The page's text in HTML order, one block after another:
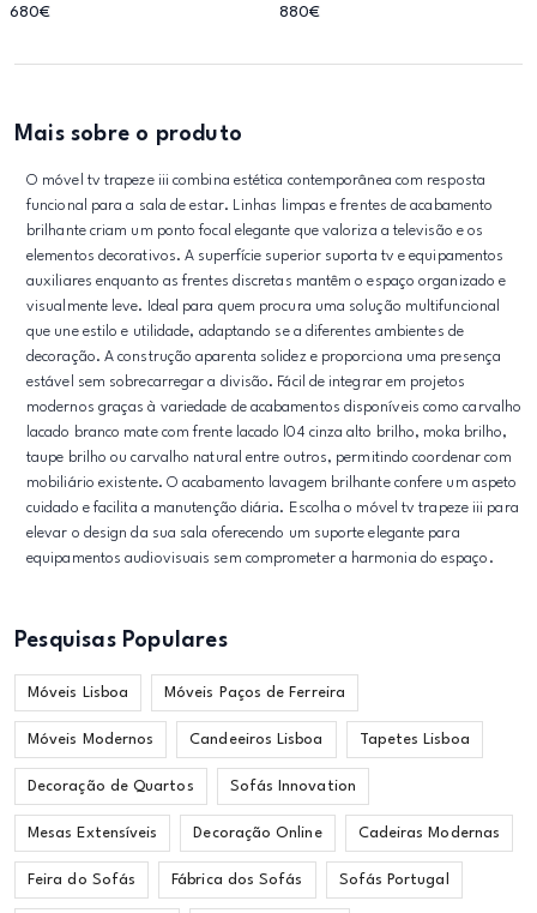
680€ 880€
Mais sobre o produto
O móvel tv trapeze iii combina estética contemporânea com resposta
funcional para a sala de estar. Linhas limpas e frentes de acabamento
brilhante criam um ponto focal elegante que valoriza a televisão e os
elementos decorativos. A superfície superior suporta tv e equipamentos
auxiliares enquanto as frentes discretas mantêm o espaço organizado e
visualmente leve. Ideal para quem procura uma solução multifuncional
que une estilo e utilidade, adaptando se a diferentes ambientes de
decoração. A construção aparenta solidez e proporciona uma presença
estável sem sobrecarregar a divisão. Fácil de integrar em projetos
modernos graças à variedade de acabamentos disponíveis como carvalho
lacado branco mate com frente lacado l04 cinza alto brilho, moka brilho,
taupe brilho ou carvalho natural entre outros, permitindo coordenar com
mobiliário existente. O acabamento lavagem brilhante confere um aspeto
cuidado e facilita a manutenção diária. Escolha o móvel tv trapeze iii para
elevar o design da sua sala oferecendo um suporte elegante para
equipamentos audiovisuais sem comprometer a harmonia do espaço.
Pesquisas Populares
Móveis Lisboa Móveis Paços de Ferreira
Móveis Modernos Candeeiros Lisboa Tapetes Lisboa
Decoração de Quartos Sofás Innovation
Mesas Extensíveis Decoração Online Cadeiras Modernas
Feira do Sofás Fábrica dos Sofás Sofás Portugal